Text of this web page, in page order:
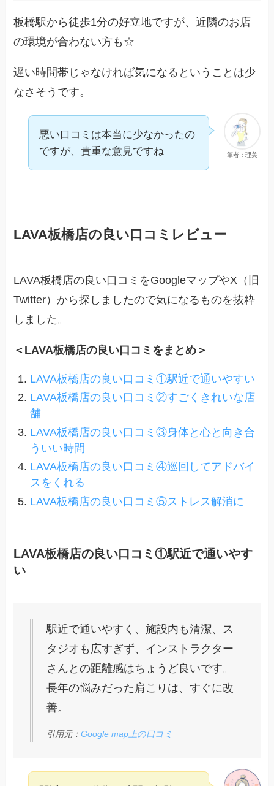
板橋駅から徒歩1分の好立地ですが、近隣のお店
の環境が合わない方も☆
遅い時間帯じゃなければ気になるということは少
なさそうです。
筆者：理美
悪い口コミは本当に少なかったの
ですが、貴重な意見ですね
LAVA板橋店の良い口コミレビュー
LAVA板橋店の良い口コミをGoogleマップやX（旧
Twitter）から探しましたので気になるものを抜粋
しました。
＜LAVA板橋店の良い口コミをまとめ＞
LAVA板橋店の良い口コミ①駅近で通いやすい
LAVA板橋店の良い口コミ②すごくきれいな店
舗
LAVA板橋店の良い口コミ③身体と心と向き合
ういい時間
LAVA板橋店の良い口コミ④巡回してアドバイ
スをくれる
LAVA板橋店の良い口コミ⑤ストレス解消に
LAVA板橋店の良い口コミ①駅近で通いやす
い
駅近で通いやすく、施設内も清潔、ス
タジオも広すぎず、インストラクター
さんとの距離感はちょうど良いです。
長年の悩みだった肩こりは、すぐに改
善。
引用元：Google map上の口コミ